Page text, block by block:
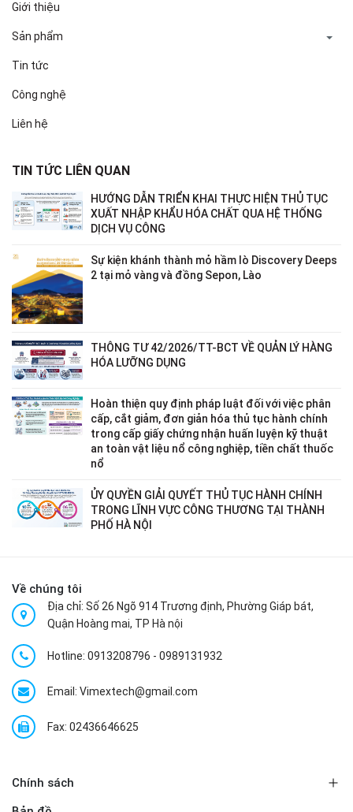
Giới thiệu
Sản phẩm
Tin tức
Công nghệ
Liên hệ
TIN TỨC LIÊN QUAN
HƯỚNG DẪN TRIỂN KHAI THỰC HIỆN THỦ TỤC
XUẤT NHẬP KHẨU HÓA CHẤT QUA HỆ THỐNG
DỊCH VỤ CÔNG
Sự kiện khánh thành mỏ hầm lò Discovery Deeps
2 tại mỏ vàng và đồng Sepon, Lào
THÔNG TƯ 42/2026/TT-BCT VỀ QUẢN LÝ HÀNG
HÓA LƯỠNG DỤNG
Hoàn thiện quy định pháp luật đối với việc phân
cấp, cắt giảm, đơn giản hóa thủ tục hành chính
trong cấp giấy chứng nhận huấn luyện kỹ thuật
an toàn vật liệu nổ công nghiệp, tiền chất thuốc
nổ
ỦY QUYỀN GIẢI QUYẾT THỦ TỤC HÀNH CHÍNH
TRONG LĨNH VỰC CÔNG THƯƠNG TẠI THÀNH
PHỐ HÀ NỘI
Về chúng tôi
Địa chỉ: Số 26 Ngõ 914 Trương định, Phường Giáp bát,
Quận Hoàng mai, TP Hà nội
Hotline: 0913208796 - 0989131932
Email: Vimextech@gmail.com
Fax: 02436646625
Chính sách